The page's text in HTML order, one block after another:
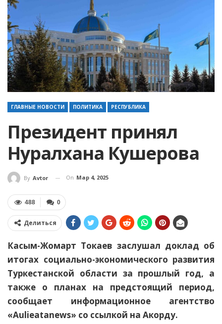
ГЛАВНЫЕ НОВОСТИ ПОЛИТИКА РЕСПУБЛИКА
Президент принял
Нуралхана Кушерова
By Avtor On Мар 4, 2025
0
488
Делиться
Касым-Жомарт Токаев заслушал доклад об
итогах социально-экономического развития
Туркестанской области за прошлый год, а
также о планах на предстоящий период,
сообщает информационное агентство
«Aulieatanews» со ссылкой на Акорду.